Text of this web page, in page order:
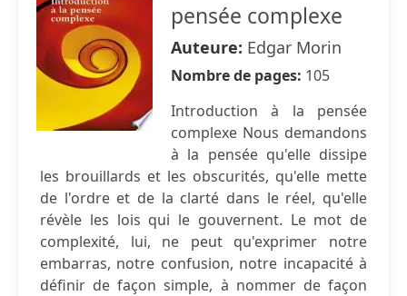
pensée complexe
Auteure: Edgar Morin
Nombre de pages: 105
Introduction à la pensée
complexe Nous demandons
à la pensée qu'elle dissipe
les brouillards et les obscurités, qu'elle mette
de l'ordre et de la clarté dans le réel, qu'elle
révèle les lois qui le gouvernent. Le mot de
complexité, lui, ne peut qu'exprimer notre
embarras, notre confusion, notre incapacité à
définir de façon simple, à nommer de façon